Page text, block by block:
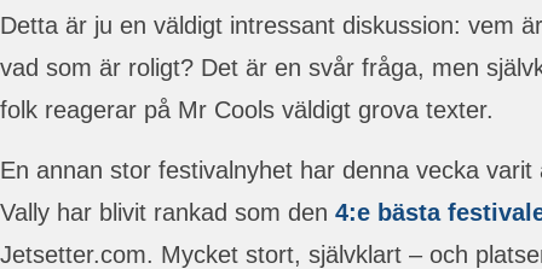
Detta är ju en väldigt intressant diskussion: vem
vad som är roligt? Det är en svår fråga, men
folk reagerar på Mr Cools väldigt grova texter.
En annan stor festivalnyhet har denna vecka
Vally har blivit rankad som den 4:e bästa
Jetsetter.com. Mycket stort, självklart – och